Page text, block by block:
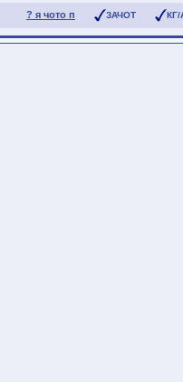
? я чото п ЗАЧОТ